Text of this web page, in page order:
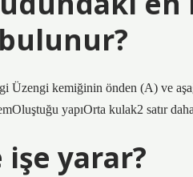
Üzengi kemiğinin önden (A) ve
yapıOrta kulak2 satır daha
işe yarar?